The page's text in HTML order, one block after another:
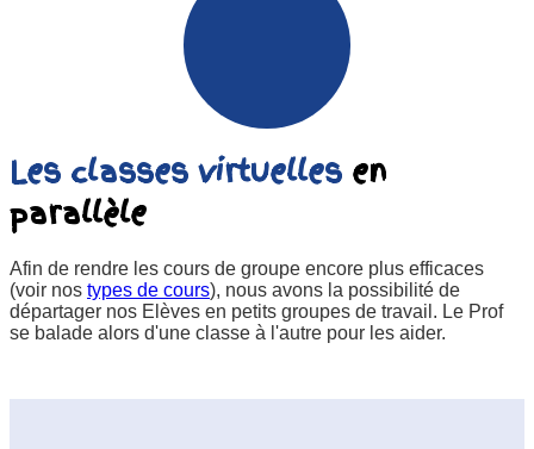
Les classes virtuelles en
parallèle
Afin de rendre les cours de groupe encore plus efficaces
(voir nos types de cours), nous avons la possibilité de
départager nos Elèves en petits groupes de travail. Le Prof
se balade alors d'une classe à l'autre pour les aider.